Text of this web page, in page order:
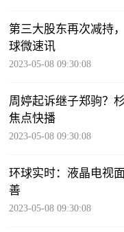
第三大股东再次减持
球微速讯
2023-05-08 09:30:08
周婷起诉继子郑驹？
焦点快播
2023-05-08 09:30:08
环球实时：液晶电视
善
2023-05-08 09:30:08